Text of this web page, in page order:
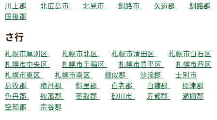
川上郡
北広島市 北見市 釧路市 久遠郡
釧路郡
国後郡
さ行
札幌市厚別区 札幌市北区 札幌市清田区
札幌市白石区
札幌市中央区
札幌市手稲区 札幌市豊平区
札幌市西区
札幌市東区
札幌市南区 様似郡 沙流郡
士別市
島牧郡
積丹郡 斜里郡 白老郡 白糠郡
標津郡
色丹郡
紗那郡 蘂取郡 砂川市 寿都郡
瀬棚郡
空知郡
宗谷郡